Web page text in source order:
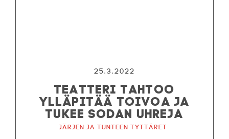
25.3.2022
TEATTERI TAHTOO
YLLÄPITÄÄ TOIVOA JA
TUKEE SODAN UHREJA
Järjen ja tunteen tyttäret